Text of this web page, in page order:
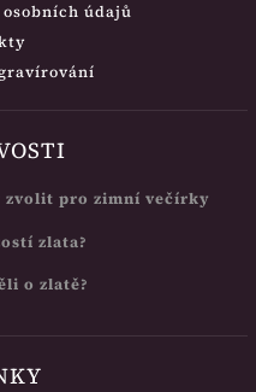
údajů
zvolit pro zimní večírky
zlata?
o zlatě?